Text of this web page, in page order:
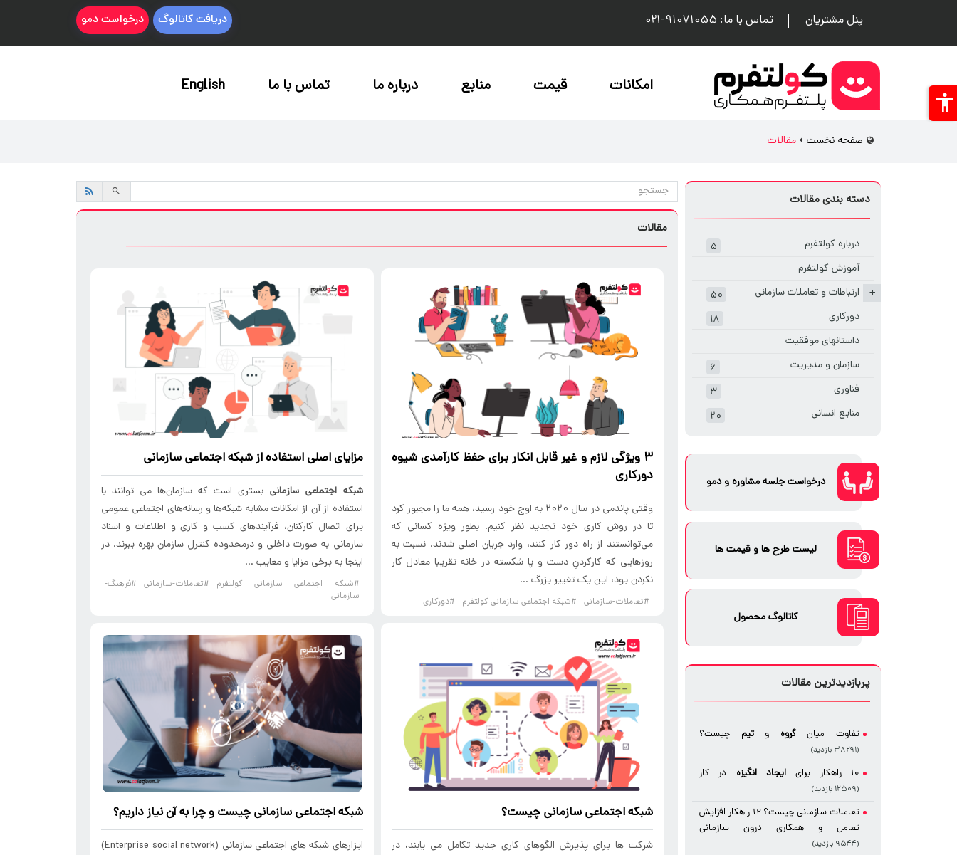
پنل مشتریان تماس با ما: 91071055-021 دریافت کاتالوگ درخواست دمو
امکانات قیمت منابع درباره ما تماس با ما English
صفحه نخست مقالات
مقالات
۳ ویژگی لازم و غیر قابل انکار برای حفظ کارآمدی شیوه
دورکاری
وقتی پاندمی در سال ۲۰۲۰ به اوج خود رسید، همه ما را مجبور کرد
تا در روش کاری خود تجدید نظر کنیم. بطور ویژه کسانی که
می‌توانستند از راه دور کار کنند، وارد جریان اصلی شدند. نسبت به
روزهایی که کارکردنِ دست و پا شکسته در خانه تقریبا معادل کار
نکردن بود، این یک تغییر بزرگ ...
#تعاملات-سازمانی #شبکه اجتماعی سازمانی کولتفرم #دورکاری
مزایای اصلی استفاده ازشبکه اجتماعی سازمانی
شبکه اجتماعی سازمانی بستری است که سازمان‌ها می توانند با
استفاده از آن از امکانات مشابه شبکه‌ها و رسانه‌های اجتماعی عمومی
برای اتصال کارکنان، فرآیندهای کسب و کاری و اطلاعات و اسناد
سازمانی به صورت داخلی و درمحدوده کنترل سازمان بهره ببرند. در
اینجا به برخی مزایا و معایب ...
#شبکه اجتماعی سازمانی کولتفرم #تعاملات-سازمانی
#فرهنگ-
سازمانی
شبکه اجتماعی سازمانی چیست؟
شرکت ها برای پذیرش الگوهای کاری جدید تکامل می یابند، در
شبکه اجتماعی سازمانی چیست و چرا به آن نیاز داریم؟
ابزارهای شبکه های اجتماعی سازمانی (Enterprise social network)
دسته بندی مقالات
درباره کولتفرم
۵
آموزش کولتفرم
+ ارتباطات و تعاملات سازمانی
۵۰
دورکاری
۱۸
داستانهای موفقیت
سازمان و مدیریت
۶
فناوری
۳
منابع انسانی
۲۰
درخواست جلسه مشاوره و دمو
لیست طرح ها و قیمت ها
کاتالوگ محصول
پربازدیدترین مقالات
تفاوت میانگروه وتیم چیست؟
(۳۸۲۹۱ بازدید)
10 راهکار برای ایجادانگیزه در کار
(۱۲۵۰۹ بازدید)
تعاملات سازمانی چیست؟ 12 راهکار افزایش
تعامل و همکاری درون سازمانی
(۹۵۴۴ بازدید)